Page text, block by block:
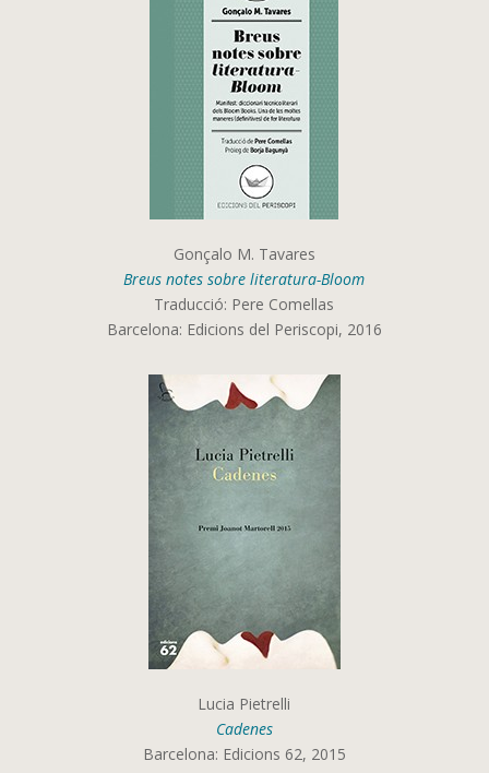
Gonçalo M. Tavares
Breus notes sobre literatura-Bloom
Traducció: Pere Comellas
Barcelona: Edicions del Periscopi, 2016
Lucia Pietrelli
Cadenes
Barcelona: Edicions 62, 2015